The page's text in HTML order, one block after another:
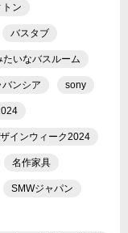
トン
バスタブ
たいなバスルーム
バンシア sony
インウィーク2024
名作家具
SMWジャパン